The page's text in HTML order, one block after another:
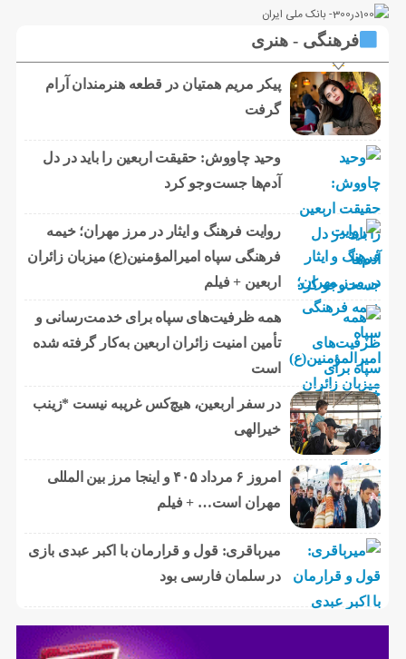
فرهنگی - هنری
پیکر مریم همتیان در قطعه هنرمندان آرام
گرفت
وحید چاووش: حقیقت اربعین را باید در دل
آدم‌ها جست‌وجو کرد
روایت فرهنگ و ایثار در مرز مهران؛ خیمه
فرهنگی سپاه امیرالمؤمنین(ع) میزبان زائران
اربعین + فیلم
همه ظرفیت‌های سپاه برای خدمت‌رسانی و
تأمین امنیت زائران اربعین به‌کار گرفته شده
است
در سفر اربعین، هیچ‌کس غریبه نیست *زینب
خیرالهی
امروز ۶ مرداد ۴۰۵ و اینجا مرز بین المللی
مهران است… + فیلم
میرباقری: قول و قرارمان با اکبر عبدی بازی
در سلمان فارسی بود